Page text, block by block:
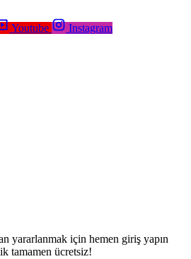
Youtube Instagram
yararlanmak için hemen giriş yapın
tamamen ücretsiz!